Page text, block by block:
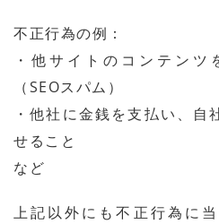
不正行為の例：
・他サイトのコンテンツ
（SEOスパム）
・他社に金銭を支払い、自
せること
など
上記以外にも不正行為に